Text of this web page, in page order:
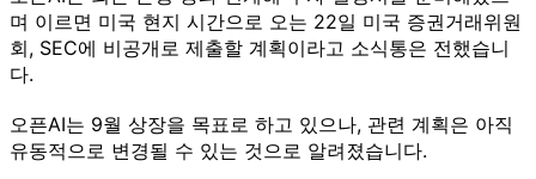
며 이르면 미국 현지 시간으로 오는 22일 미국 증권거래위원
회, SEC에 비공개로 제출할 계획이라고 소식통은 전했습니
다.
오픈AI는 9월 상장을 목표로 하고 있으나, 관련 계획은 아직
유동적으로 변경될 수 있는 것으로 알려졌습니다.